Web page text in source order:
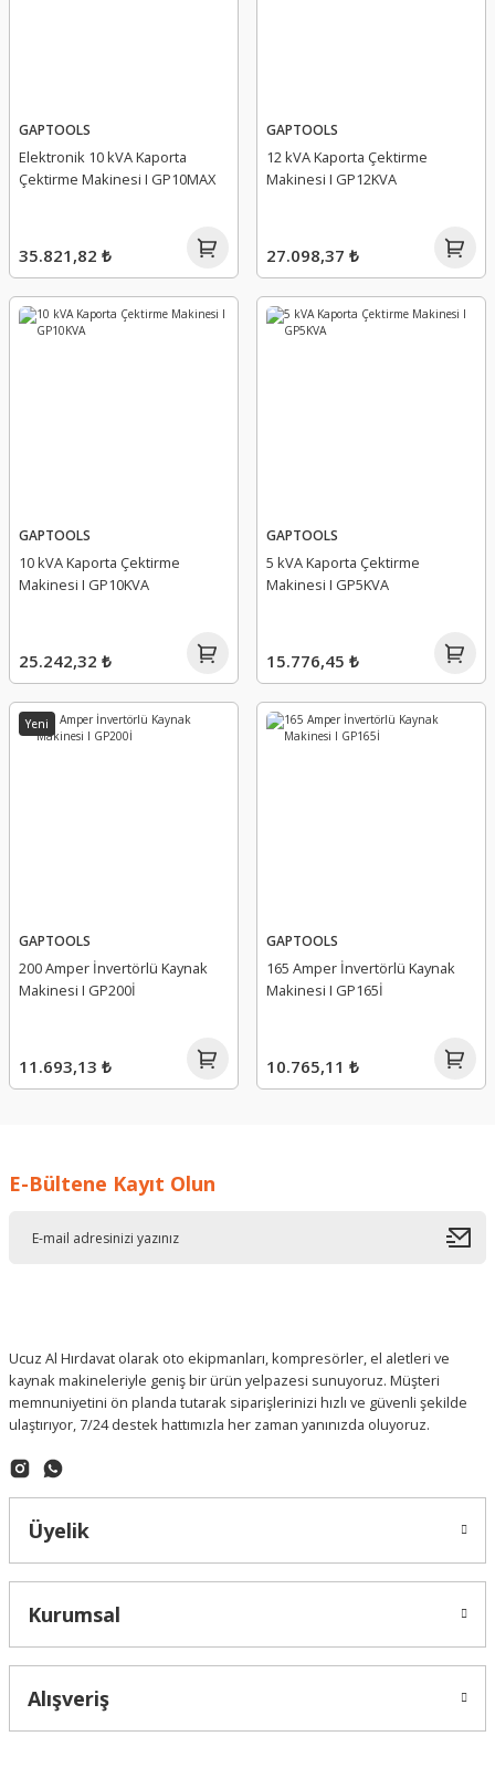
GAPTOOLS
Elektronik 10 kVA Kaporta
Çektirme Makinesi I GP10MAX
35.821,82 ₺
GAPTOOLS
12 kVA Kaporta Çektirme
Makinesi I GP12KVA
27.098,37 ₺
GAPTOOLS
10 kVA Kaporta Çektirme
Makinesi I GP10KVA
25.242,32 ₺
GAPTOOLS
5 kVA Kaporta Çektirme
Makinesi I GP5KVA
15.776,45 ₺
Yeni
GAPTOOLS
200 Amper İnvertörlü Kaynak
Makinesi I GP200İ
11.693,13 ₺
GAPTOOLS
165 Amper İnvertörlü Kaynak
Makinesi I GP165İ
10.765,11 ₺
E-Bültene Kayıt Olun
Ucuz Al Hırdavat olarak oto ekipmanları, kompresörler, el aletleri ve
kaynak makineleriyle geniş bir ürün yelpazesi sunuyoruz. Müşteri
memnuniyetini ön planda tutarak siparişlerinizi hızlı ve güvenli şekilde
ulaştırıyor, 7/24 destek hattımızla her zaman yanınızda oluyoruz.
Üyelik
Kurumsal
Alışveriş